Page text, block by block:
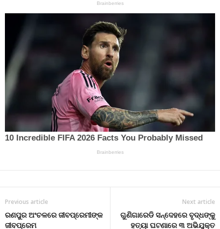
Previous article
ରଣପୁର ଅଂଚଳରେ ଜୀବପ୍ରେମୀଙ୍କ
ଜୀବପ୍ରେମ
Next article
ଗୁଣିଗାରେଡି ସନ୍ଦେହରେ ବୃଦ୍ଧଙ୍କୁ
ହତ୍ୟା ଘଟଣାରେ ୩ ଅଭିଯୁକ୍ତ